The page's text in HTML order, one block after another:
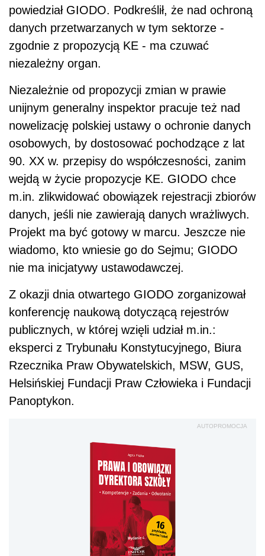
powiedział GIODO. Podkreślił, że nad ochroną
danych przetwarzanych w tym sektorze -
zgodnie z propozycją KE - ma czuwać
niezależny organ.
Niezależnie od propozycji zmian w prawie
unijnym generalny inspektor pracuje też nad
nowelizację polskiej ustawy o ochronie danych
osobowych, by dostosować pochodzące z lat
90. XX w. przepisy do współczesności, zanim
wejdą w życie propozycje KE. GIODO chce
m.in. zlikwidować obowiązek rejestracji zbiorów
danych, jeśli nie zawierają danych wrażliwych.
Projekt ma być gotowy w marcu. Jeszcze nie
wiadomo, kto wniesie go do Sejmu; GIODO
nie ma inicjatywy ustawodawczej.
Z okazji dnia otwartego GIODO zorganizował
konferencję naukową dotyczącą rejestrów
publicznych, w której wzięli udział m.in.:
eksperci z Trybunału Konstytucyjnego, Biura
Rzecznika Praw Obywatelskich, MSW, GUS,
Helsińskiej Fundacji Praw Człowieka i Fundacji
Panoptykon.
AUTOPROMOCJA